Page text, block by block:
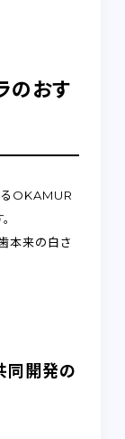
のおす
るOKAMUR
本来の白さ
同開発の